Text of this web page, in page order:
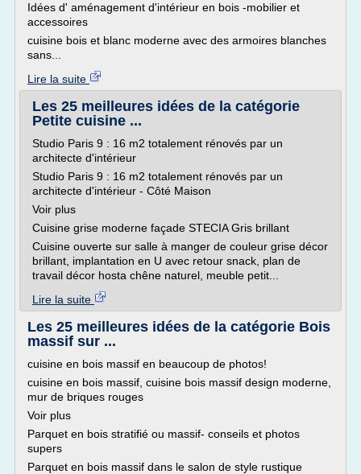
Idées d' aménagement d'intérieur en bois -mobilier et
accessoires
cuisine bois et blanc moderne avec des armoires blanches
sans...
Lire la suite
Les 25 meilleures idées de la catégorie
Petite cuisine ...
Studio Paris 9 : 16 m2 totalement rénovés par un
architecte d'intérieur
Studio Paris 9 : 16 m2 totalement rénovés par un
architecte d'intérieur - Côté Maison
Voir plus
Cuisine grise moderne façade STECIA Gris brillant
Cuisine ouverte sur salle à manger de couleur grise décor
brillant, implantation en U avec retour snack, plan de
travail décor hosta chêne naturel, meuble petit...
Lire la suite
Les 25 meilleures idées de la catégorie Bois
massif sur ...
cuisine en bois massif en beaucoup de photos!
cuisine en bois massif, cuisine bois massif design moderne,
mur de briques rouges
Voir plus
Parquet en bois stratifié ou massif- conseils et photos
supers
Parquet en bois massif dans le salon de style rustique